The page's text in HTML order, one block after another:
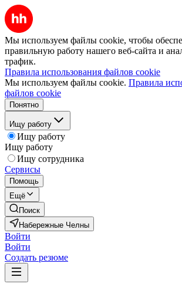
Мы используем файлы cookie, чтобы
правильную работу нашего веб-сайта и
трафик.
Правила использования файлов cookie
Мы используем файлы cookie. Правила
файлов cookie
Понятно
Ищу работу
Ищу работу
Ищу работу
Ищу сотрудника
Сервисы
Помощь
Ещё
Поиск
Набережные Челны
Войти
Войти
Создать резюме